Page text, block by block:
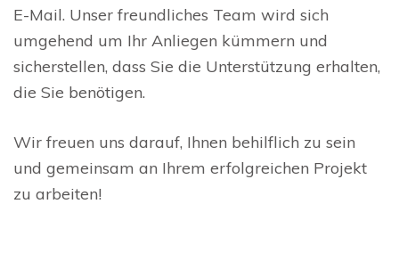
E-Mail. Unser freundliches Team wird sich
umgehend um Ihr Anliegen kümmern und
sicherstellen, dass Sie die Unterstützung erhalten,
die Sie benötigen.
Wir freuen uns darauf, Ihnen behilflich zu sein
und gemeinsam an Ihrem erfolgreichen Projekt
zu arbeiten!